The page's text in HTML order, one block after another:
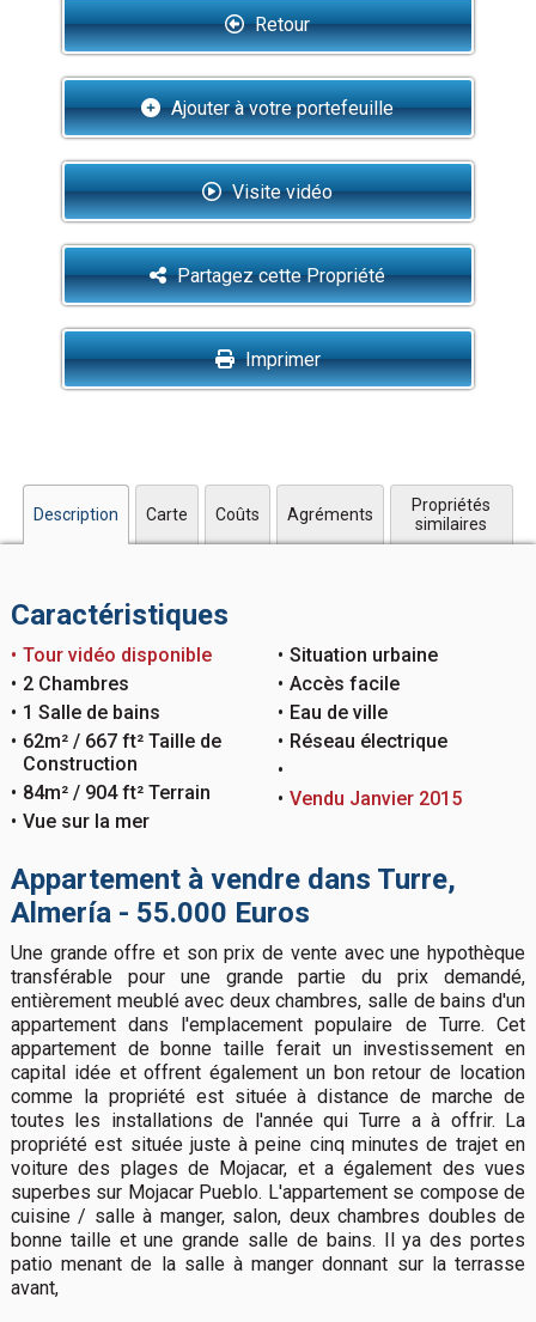
Retour
Ajouter à votre portefeuille
Visite vidéo
Partagez cette Propriété
Imprimer
Description Carte Coûts Agréments
Propriétés
similaires
Caractéristiques
Tour vidéo disponible
2 Chambres
1 Salle de bains
62m² / 667 ft² Taille de
Construction
84m² / 904 ft² Terrain
Vue sur la mer
Situation urbaine
Accès facile
Eau de ville
Réseau électrique
Vendu Janvier 2015
Appartement à vendre dans Turre,
Almería - 55.000 Euros
Une grande offre et son prix de vente avec une hypothèque
transférable pour une grande partie du prix demandé,
entièrement meublé avec deux chambres, salle de bains d'un
appartement dans l'emplacement populaire de Turre. Cet
appartement de bonne taille ferait un investissement en
capital idée et offrent également un bon retour de location
comme la propriété est située à distance de marche de
toutes les installations de l'année qui Turre a à offrir. La
propriété est située juste à peine cinq minutes de trajet en
voiture des plages de Mojacar, et a également des vues
superbes sur Mojacar Pueblo. L'appartement se compose de
cuisine / salle à manger, salon, deux chambres doubles de
bonne taille et une grande salle de bains. Il ya des portes
patio menant de la salle à manger donnant sur la terrasse
avant,